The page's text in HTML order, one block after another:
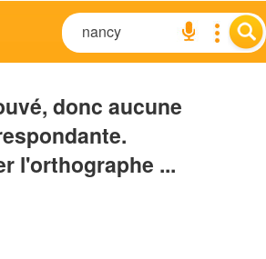
donc aucune
l'orthographe ...